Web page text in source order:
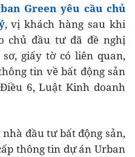
Green yêu cầu chủ
, vị khách hàng sau khi
chủ đầu tư đã đề nghị
giấy tờ có liên quan,
tin về bất động sản
6, Luật Kinh doanh
nhà đầu tư bất động sản,
thông tin dự án Urban